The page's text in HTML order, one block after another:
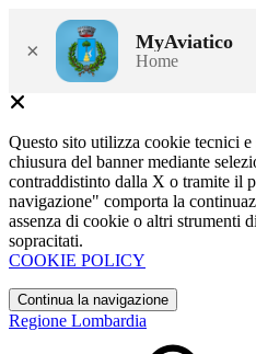
× MyAviatico
Home
Questo sito utilizza cookie tecnici
chiusura del banner mediante
contraddistinto dalla X o tramite il
navigazione" comporta la
assenza di cookie o altri strumenti
sopracitati.
COOKIE POLICY
Continua la navigazione
Regione Lombardia